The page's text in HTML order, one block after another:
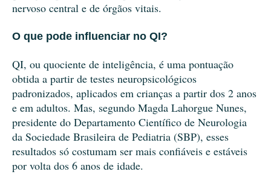
nervoso central e de órgãos vitais.
O que pode influenciar no QI?
QI, ou quociente de inteligência, é uma pontuação
obtida a partir de testes neuropsicológicos
padronizados, aplicados em crianças a partir dos 2 anos
e em adultos. Mas, segundo Magda Lahorgue Nunes,
presidente do Departamento Científico de Neurologia
da Sociedade Brasileira de Pediatria (SBP), esses
resultados só costumam ser mais confiáveis e estáveis
por volta dos 6 anos de idade.